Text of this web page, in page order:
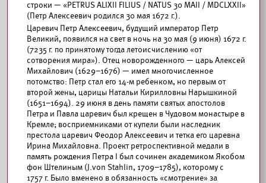
строки — «PETRUS ALIXII FILIUS / NATUS 30 MAII / MDCLXXII»
(Петр Алексеевич родился 30 мая 1672 г.).
Царевич Петр Алексеевич, будущий император Петр
Великий, появился на свет в ночь на 30 мая (9 июня) 1672 г.
(7235 г. по принятому тогда летоисчислению «от
сотворения мира»). Отец новорожденного — царь Алексей
Михайлович (1629–1676) — имел многочисленное
потомство: Петр стал его 14-м ребенком, но первым от
второй жены, царицы Натальи Кирилловны Нарышкиной
(1651–1694). 29 июня в день памяти святых апостолов
Петра и Павла царевич был крещен в Чудовом монастыре в
Кремле; восприемниками от купели были наследник
престола царевич Феодор Алексеевич и тетка его царевна
Ирина Михайловна. Проект ретроспективной медали в
память рождения Петра I был сочинен академиком Якобом
фон Штелиным (J.von Stahlin, 1709–1785), которому с
1757 г. Было вменено в обязанность «смотрение» за